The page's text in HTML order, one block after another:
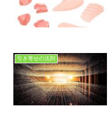
引き寄せの法則